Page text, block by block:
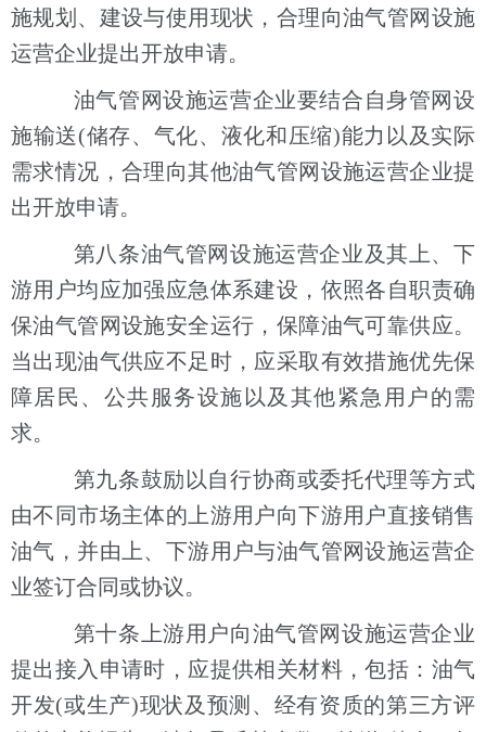
施规划、建设与使用现状，合理向油气管网设施
运营企业提出开放申请。
油气管网设施运营企业要结合自身管网设
施输送(储存、气化、液化和压缩)能力以及实际
需求情况，合理向其他油气管网设施运营企业提
出开放申请。
第八条油气管网设施运营企业及其上、下
游用户均应加强应急体系建设，依照各自职责确
保油气管网设施安全运行，保障油气可靠供应。
当出现油气供应不足时，应采取有效措施优先保
障居民、公共服务设施以及其他紧急用户的需
求。
第九条鼓励以自行协商或委托代理等方式
由不同市场主体的上游用户向下游用户直接销售
油气，并由上、下游用户与油气管网设施运营企
业签订合同或协议。
第十条上游用户向油气管网设施运营企业
提出接入申请时，应提供相关材料，包括：油气
开发(或生产)现状及预测、经有资质的第三方评